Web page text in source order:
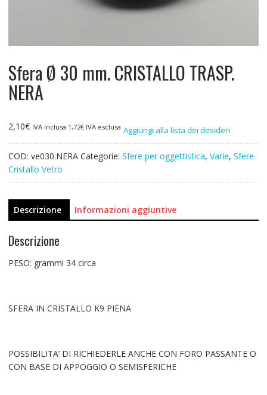
Sfera Ø 30 mm. CRISTALLO TRASP.
NERA
2,10€ IVA inclusa 1,72€IVA esclusa Aggiungi alla lista dei desideri
COD: ve030.NERA Categorie: Sfere per oggettistica, Varie, Sfere
Cristallo Vetro
Descrizione Informazioni aggiuntive
Descrizione
PESO: grammi 34 circa
SFERA IN CRISTALLO K9 PIENA
POSSIBILITA’ DI RICHIEDERLE ANCHE CON FORO PASSANTE O
CON BASE DI APPOGGIO O SEMISFERICHE